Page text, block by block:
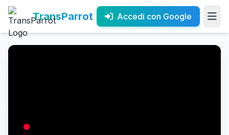
TransParrot Accedi con Google